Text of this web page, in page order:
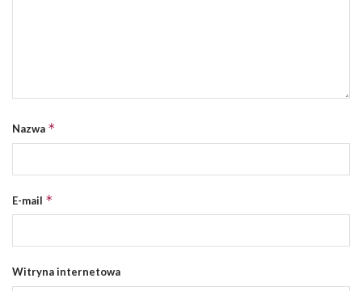
Nazwa *
E-mail *
Witryna internetowa